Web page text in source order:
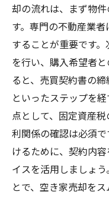
却の流れは、まず物
す。専門の不動産業
することが重要です
を行い、購入希望者
ると、売買契約書の
といったステップを
点として、固定資産
利関係の確認は必須
けるために、契約内
イスを活用しましょ
とで、空き家売却を